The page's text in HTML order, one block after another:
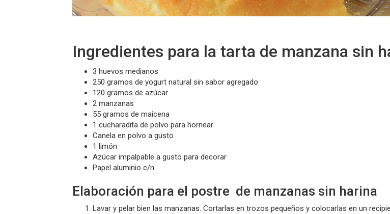
Ingredientes para la tarta de manzana sin
3 huevos medianos
250 gramos de yogurt natural sin sabor agregado
120 gramos de azúcar
2 manzanas
55 gramos de maicena
1 cucharadita de polvo para hornear
Canela en polvo a gusto
1 limón
Azúcar impalpable a gusto para decorar
Papel aluminio c/n
Elaboración para el postre de manzanas sin harina
Lavar y pelar bien las manzanas. Cortarlas en trozos pequeños y colocarlas en un